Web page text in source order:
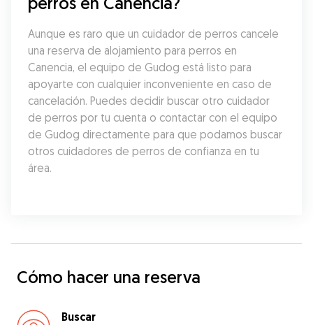
Aunque es raro que un cuidador de perros cancele
una reserva de alojamiento para perros en
Canencia, el equipo de Gudog está listo para
apoyarte con cualquier inconveniente en caso de
cancelación. Puedes decidir buscar otro cuidador
de perros por tu cuenta o contactar con el equipo
de Gudog directamente para que podamos buscar
otros cuidadores de perros de confianza en tu
área.
Cómo hacer una reserva
Buscar